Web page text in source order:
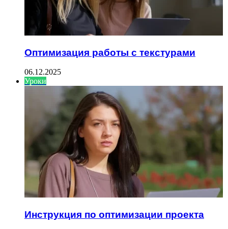
Оптимизация работы с текстурами
06.12.2025
Уроки
Инструкция по оптимизации проекта